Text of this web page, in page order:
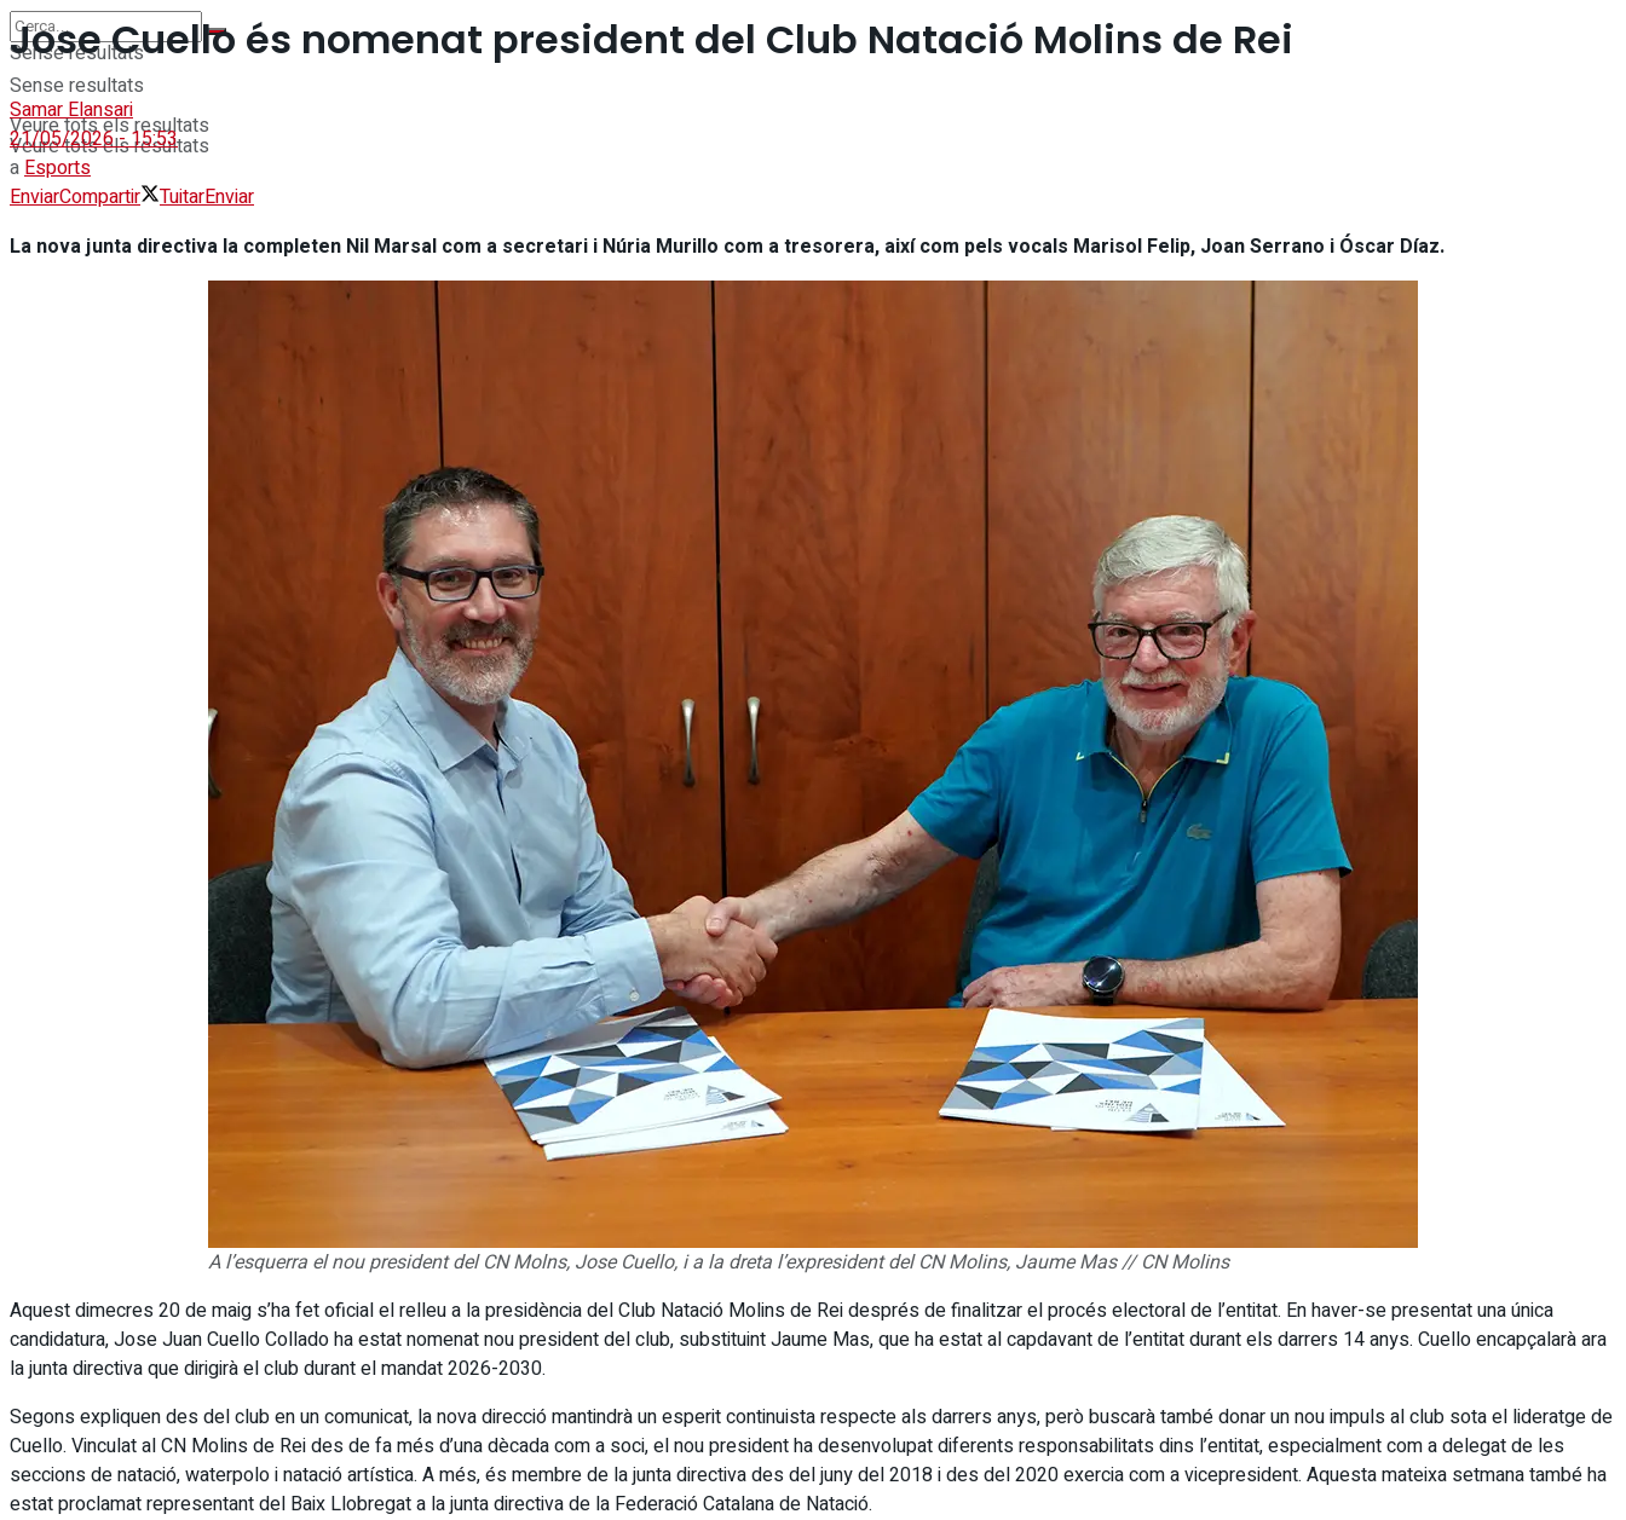
Sense resultats
Veure tots els resultats
Sense resultats
Veure tots els resultats
Jose Cuello és nomenat president del Club Natació Molins de Rei
Samar Elansari
21/05/2026 - 15:53
aEsports
EnviarCompartir TuitarEnviar
La nova junta directiva la completen Nil Marsal com a secretari i Núria Murillo com a tresorera, així com pels vocals Marisol Felip, Joan Serrano i Óscar Díaz.
A l’esquerra el nou president del CN Molns, Jose Cuello, i a la dreta l’expresident del CN Molins, Jaume Mas // CN Molins
Aquest dimecres 20 de maig s’ha fet oficial el relleu a la presidència del Club Natació Molins de Rei després de finalitzar el procés electoral de l’entitat. En haver-se presentat una única
candidatura, Jose Juan Cuello Collado ha estat nomenat nou president del club, substituint Jaume Mas, que ha estat al capdavant de l’entitat durant els darrers 14 anys. Cuello encapçalarà ara
la junta directiva que dirigirà el club durant el mandat 2026-2030.
Segons expliquen des del club en un comunicat, la nova direcció mantindrà un esperit continuista respecte als darrers anys, però buscarà també donar un nou impuls al club sota el lideratge de
Cuello. Vinculat al CN Molins de Rei des de fa més d’una dècada com a soci, el nou president ha desenvolupat diferents responsabilitats dins l’entitat, especialment com a delegat de les
seccions de natació, waterpolo i natació artística. A més, és membre de la junta directiva des del juny del 2018 i des del 2020 exercia com a vicepresident. Aquesta mateixa setmana també ha
estat proclamat representant del Baix Llobregat a la junta directiva de la Federació Catalana de Natació.